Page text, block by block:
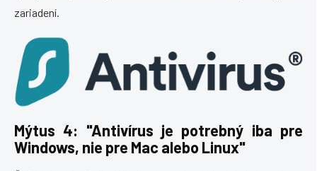
zariadení.
Mýtus 4: "Antivírus je potrebný iba pre
Windows, nie pre Mac alebo Linux"